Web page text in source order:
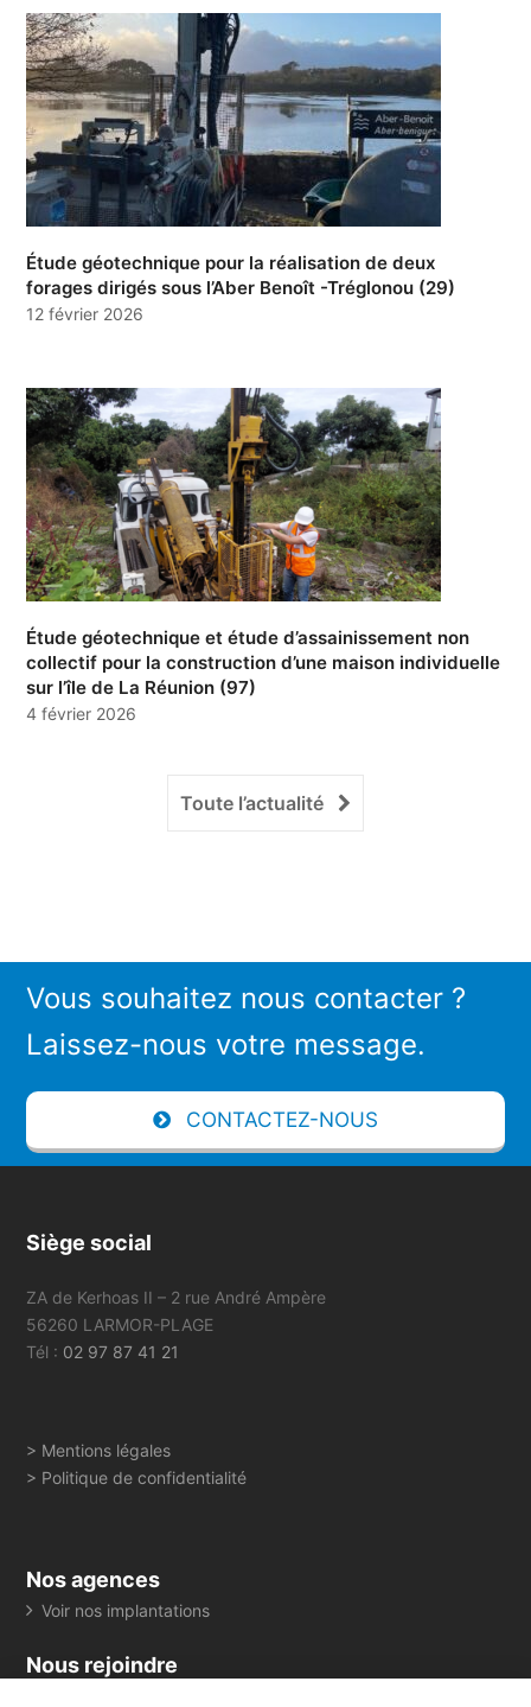
Étude géotechnique pour la réalisation de deux
forages dirigés sous l’Aber Benoît -Tréglonou (29)
12 février 2026
Étude géotechnique et étude d’assainissement non
collectif pour la construction d’une maison individuelle
sur l’île de La Réunion (97)
4 février 2026
Toute l’actualité
Vous souhaitez nous contacter ?
Laissez-nous votre message.
CONTACTEZ-NOUS
Siège social
ZA de Kerhoas II – 2 rue André Ampère
56260 LARMOR-PLAGE
Tél : 02 97 87 41 21
> Mentions légales
> Politique de confidentialité
Nos agences
Voir nos implantations
Nous rejoindre